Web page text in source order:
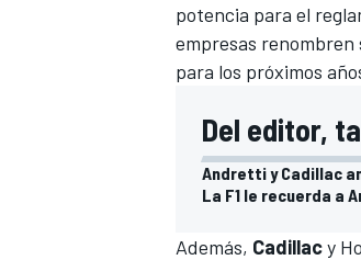
WRC
potencia para el
empresas
para los próximos
Del editor,
Andretti y Cadillac
La F1 le recuerda a
Además, Cadillacy